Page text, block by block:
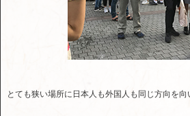
とても狭い場所に日本人も外国人も同じ方向を向